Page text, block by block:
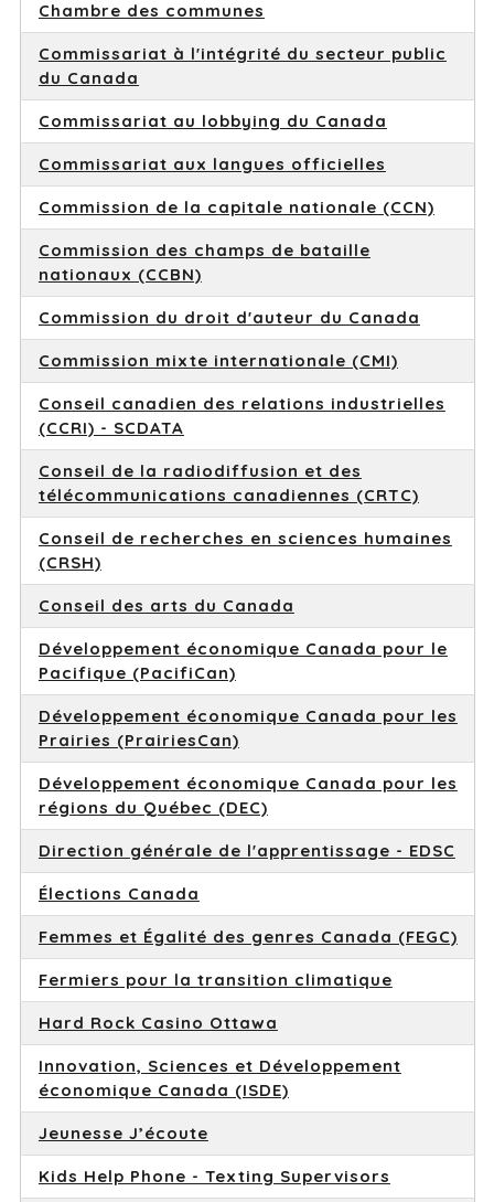
Chambre des communes
Commissariat à l'intégrité du secteur public
du Canada
Commissariat au lobbying du Canada
Commissariat aux langues officielles
Commission de la capitale nationale (CCN)
Commission des champs de bataille
nationaux (CCBN)
Commission du droit d'auteur du Canada
Commission mixte internationale (CMI)
Conseil canadien des relations industrielles
(CCRI) - SCDATA
Conseil de la radiodiffusion et des
télécommunications canadiennes (CRTC)
Conseil de recherches en sciences humaines
(CRSH)
Conseil des arts du Canada
Développement économique Canada pour le
Pacifique (PacifiCan)
Développement économique Canada pour les
Prairies (PrairiesCan)
Développement économique Canada pour les
régions du Québec (DEC)
Direction générale de l'apprentissage - EDSC
Élections Canada
Femmes et Égalité des genres Canada (FEGC)
Fermiers pour la transition climatique
Hard Rock Casino Ottawa
Innovation, Sciences et Développement
économique Canada (ISDE)
Jeunesse J’écoute
Kids Help Phone - Texting Supervisors